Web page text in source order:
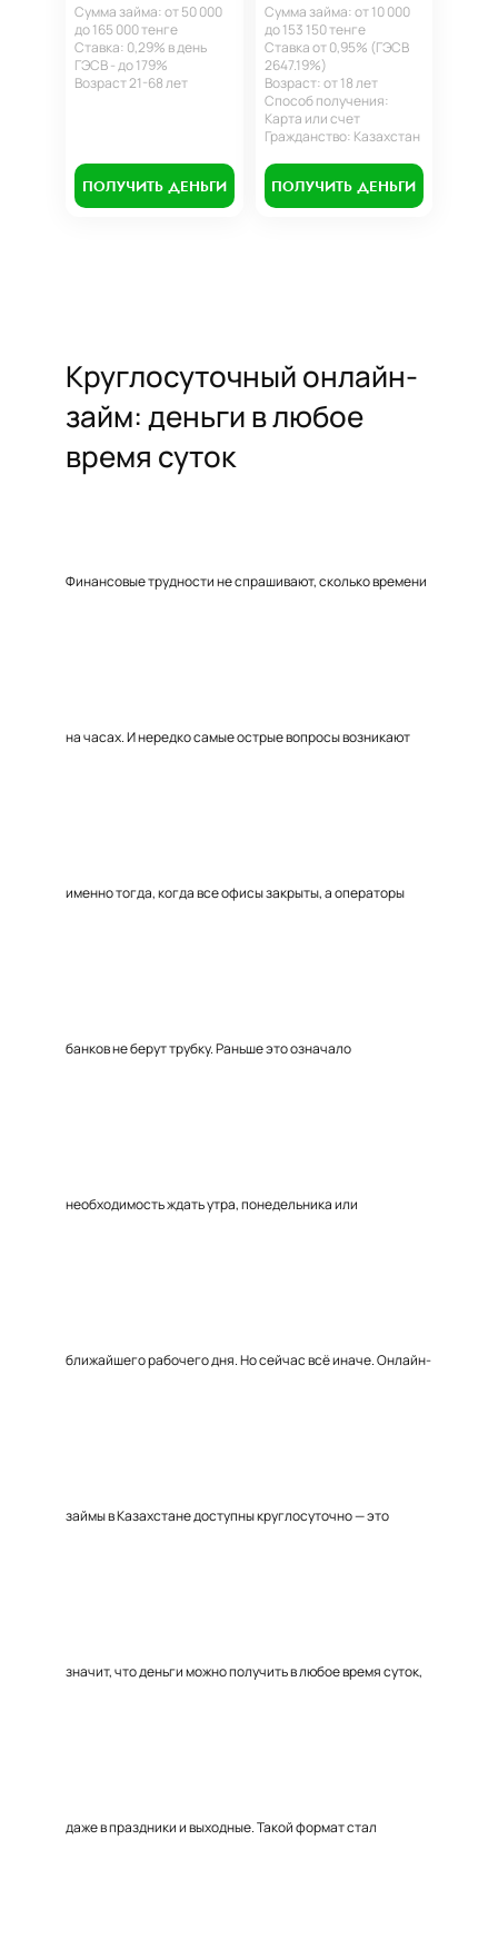
Сумма займа: от 50 000
до 165 000 тенге
Ставка: 0,29% в день
ГЭСВ - до 179%
Возраст 21-68 лет
ПОЛУЧИТЬ ДЕНЬГИ
Сумма займа: от 10 000
до 153 150 тенге
Ставка от 0,95% (ГЭСВ
2647.19%)
Возраст: от 18 лет
Способ получения:
Карта или счет
Гражданство: Казахстан
ПОЛУЧИТЬ ДЕНЬГИ
Круглосуточный онлайн-
займ: деньги в любое
время суток
Финансовые трудности не спрашивают, сколько времени
на часах. И нередко самые острые вопросы возникают
именно тогда, когда все офисы закрыты, а операторы
банков не берут трубку. Раньше это означало
необходимость ждать утра, понедельника или
ближайшего рабочего дня. Но сейчас всё иначе. Онлайн-
займы в Казахстане доступны круглосуточно — это
значит, что деньги можно получить в любое время суток,
даже в праздники и выходные. Такой формат стал